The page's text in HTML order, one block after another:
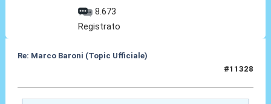
8.673
Registrato
Re: Marco Baroni (Topic Ufficiale)
#11328